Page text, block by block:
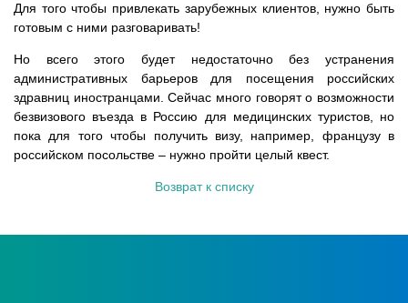
Для того чтобы привлекать зарубежных клиентов, нужно быть
готовым с ними разговаривать!
Но всего этого будет недостаточно без устранения
административных барьеров для посещения российских
здравниц иностранцами. Сейчас много говорят о возможности
безвизового въезда в Россию для медицинских туристов, но
пока для того чтобы получить визу, например, французу в
российском посольстве – нужно пройти целый квест.
Возврат к списку